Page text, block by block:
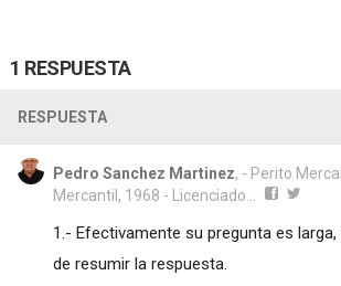
1 RESPUESTA
RESPUESTA
Pedro Sanchez Martinez, - Perito
Mercantil, 1968 - Licenciado...
1.- Efectivamente su pregunta es
de resumir la respuesta.